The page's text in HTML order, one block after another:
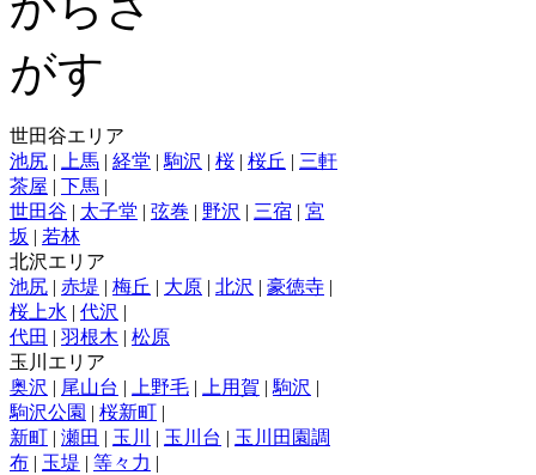
世田谷エリア
池尻 | 上馬 | 経堂 | 駒沢 | 桜 | 桜丘 | 三軒
茶屋 | 下馬 |
世田谷 | 太子堂 | 弦巻 | 野沢 | 三宿 | 宮
坂 | 若林
北沢エリア
池尻 | 赤堤 | 梅丘 | 大原 | 北沢 | 豪徳寺 |
桜上水 | 代沢 |
代田 | 羽根木 | 松原
玉川エリア
奥沢 | 尾山台 | 上野毛 | 上用賀 | 駒沢 |
駒沢公園 | 桜新町 |
新町 | 瀬田 | 玉川 | 玉川台 | 玉川田園調
布 | 玉堤 | 等々力 |